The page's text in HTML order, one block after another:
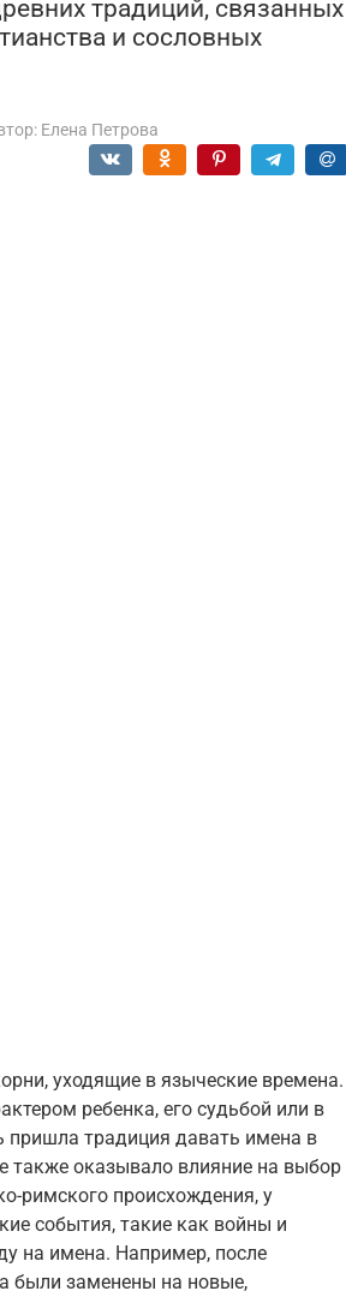
традиций, связанных
и сословных
Елена Петрова
уходящие в языческие времена.
ребенка, его судьбой или в
пришла традиция давать имена в
также оказывало влияние на выбор
римского происхождения, у
события, такие как войны и
на имена. Например, после
были заменены на новые,